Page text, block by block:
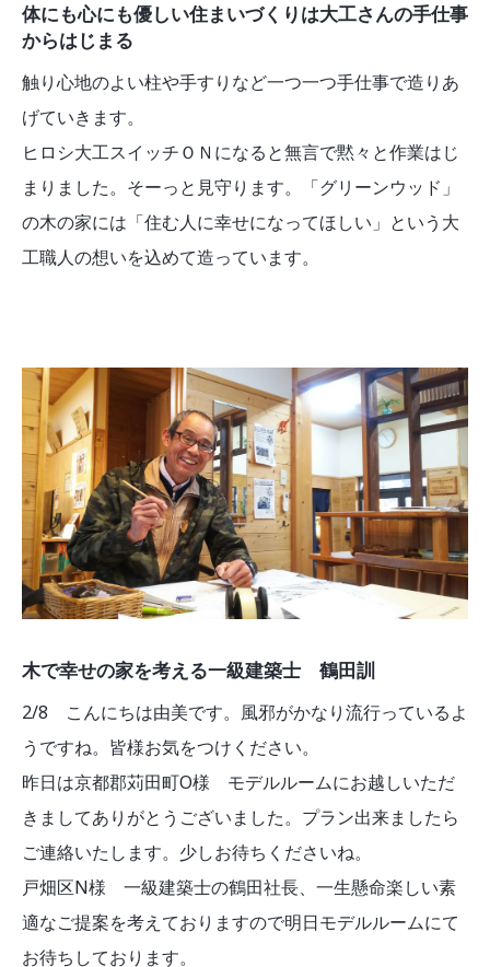
体にも心にも優しい住まいづくりは大工さんの手仕事
からはじまる
触り心地のよい柱や手すりなど一つ一つ手仕事で造りあ
げていきます。
ヒロシ大工スイッチＯＮになると無言で黙々と作業はじ
まりました。そーっと見守ります。「グリーンウッド」
の木の家には「住む人に幸せになってほしい」という大
工職人の想いを込めて造っています。
木で幸せの家を考える一級建築士 鶴田訓
2/8 こんにちは由美です。風邪がかなり流行っているよ
うですね。皆様お気をつけください。
昨日は京都郡苅田町O様 モデルルームにお越しいただ
きましてありがとうございました。プラン出来ましたら
ご連絡いたします。少しお待ちくださいね。
戸畑区N様 一級建築士の鶴田社長、一生懸命楽しい素
適なご提案を考えておりますので明日モデルルームにて
お待ちしております。